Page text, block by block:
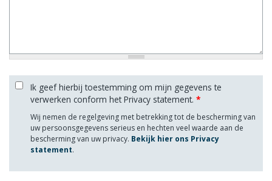
Ik geef hierbij toestemming om mijn gegevens te
verwerken conform het Privacy statement. *
Wij nemen de regelgeving met betrekking tot de bescherming van
uw persoonsgegevens serieus en hechten veel waarde aan de
bescherming van uw privacy. Bekijk hier ons Privacy
statement.